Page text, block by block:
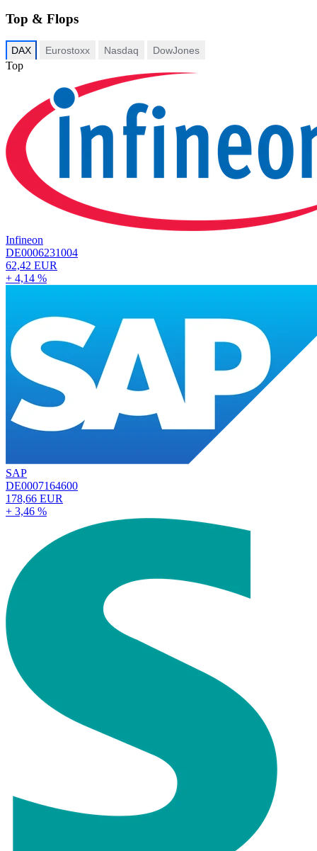
Top & Flops
DAX Eurostoxx Nasdaq DowJones
Top
Infineon
DE0006231004
62,42 EUR
+ 4,14 %
SAP
DE0007164600
178,66 EUR
+ 3,46 %